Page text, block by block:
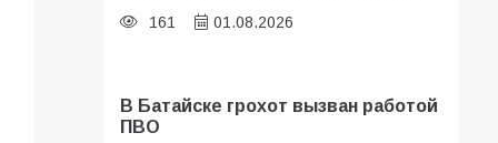
161 01.08.2026
В Батайске грохот вызван работой
ПВО